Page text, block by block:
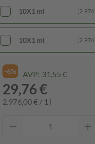
10X1 ml
10X1 ml
-6% AVP: 31,55 €
29,76 €
2.976,00 € / 1 l